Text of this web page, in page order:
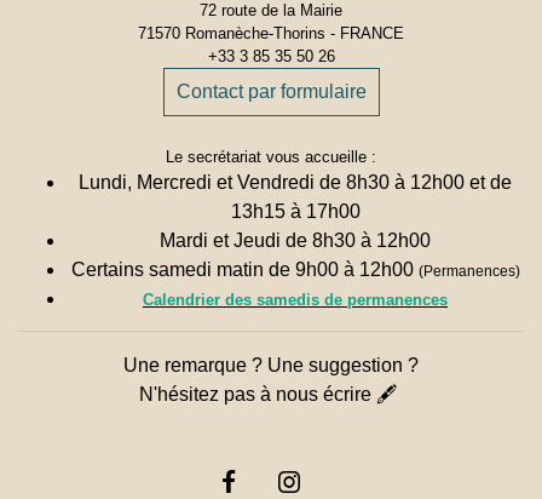
72 route de la Mairie
71570 Romanèche-Thorins - FRANCE
+33 3 85 35 50 26
Contact par formulaire
Le secrétariat vous accueille :
Lundi, Mercredi et Vendredi de 8h30 à 12h00 et de
13h15 à 17h00
Mardi et Jeudi de 8h30 à 12h00
Certains samedi matin de 9h00 à 12h00 (Permanences)
Calendrier des samedis de permanences
Une remarque ? Une suggestion ?
N'hésitez pas à nous écrire 🖋